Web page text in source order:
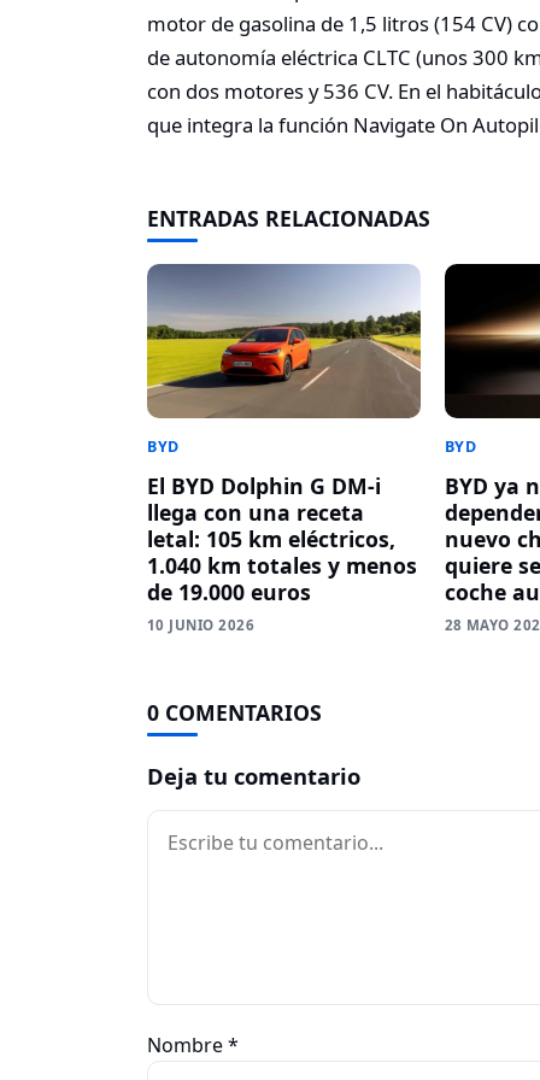
motor de gasolina de 1,5 litros (154 CV)
de autonomía eléctrica CLTC (unos 300
con dos motores y 536 CV. En el
que integra la función Navigate On
ENTRADAS RELACIONADAS
BYD
El BYD Dolphin G DM-i
llega con una receta
letal: 105 km eléctricos,
1.040 km totales y menos
de 19.000 euros
10 JUNIO 2026
BYD
BYD ya
nuevo
quiere
coche
28 MAYO
0 COMENTARIOS
Deja tu comentario
Comentario
Nombre*